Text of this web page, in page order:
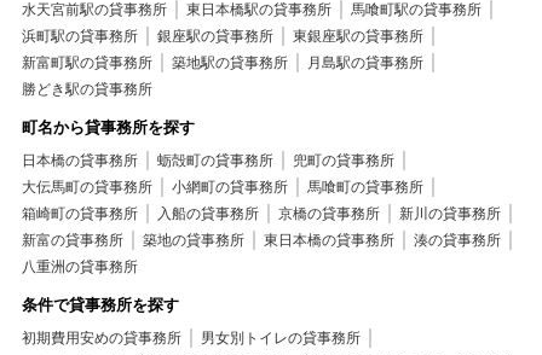
水天宮前駅の貸事務所
東日本橋駅の貸事務所
馬喰町駅の貸事務所
浜町駅の貸事務所
銀座駅の貸事務所
東銀座駅の貸事務所
新富町駅の貸事務所
築地駅の貸事務所
月島駅の貸事務所
勝どき駅の貸事務所
町名から貸事務所を探す
日本橋の貸事務所 蛎殻町の貸事務所
兜町の貸事務所
大伝馬町の貸事務所
小網町の貸事務所
馬喰町の貸事務所
箱崎町の貸事務所
入船の貸事務所 京橋の貸事務所
新川の貸事務所
新富の貸事務所
築地の貸事務所 東日本橋の貸事務所
湊の貸事務所
八重洲の貸事務所
条件で貸事務所を探す
初期費用安めの貸事務所
男女別トイレの貸事務所